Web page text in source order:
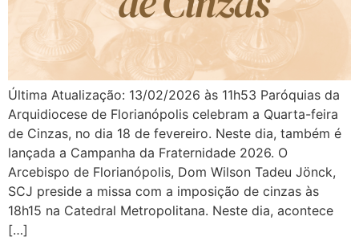
Última Atualização: 13/02/2026 às 11h53 Paróquias da
Arquidiocese de Florianópolis celebram a Quarta-feira
de Cinzas, no dia 18 de fevereiro. Neste dia, também é
lançada a Campanha da Fraternidade 2026. O
Arcebispo de Florianópolis, Dom Wilson Tadeu Jönck,
SCJ preside a missa com a imposição de cinzas às
18h15 na Catedral Metropolitana. Neste dia, acontece
[…]